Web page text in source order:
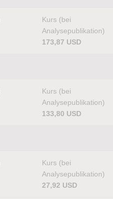
Kurs (bei
Analysepublikation)
173,87 USD
Kurs (bei
Analysepublikation)
133,80 USD
Kurs (bei
Analysepublikation)
27,92 USD